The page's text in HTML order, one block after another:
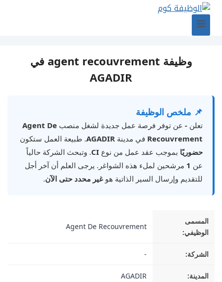
وظيفة agent recouvrement في
AGADIR
📌 ملخص الوظيفة
تعلن - عن توفر فرصة عمل جديدة لشغل منصب Agent De
Recouvrement في مدينة AGADIR. طبيعة العمل ستكون
حضوريًا بموجب عقد عمل من نوع CI. وتبحث الشركة حالياً
عن 1 مرشحين لملء هذه الشواغر. يرجى العلم أن آخر أجل
للتقديم وإرسال السير الذاتية هو غير محدد حتى الآن.
المسمى
الوظيفي:
Agent De Recouvrement
الشركة: -
المدينة: AGADIR